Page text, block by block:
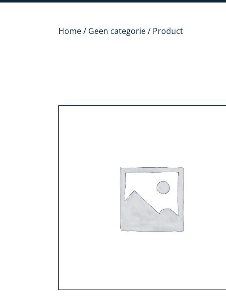
Home/ Geen categorie/ Product